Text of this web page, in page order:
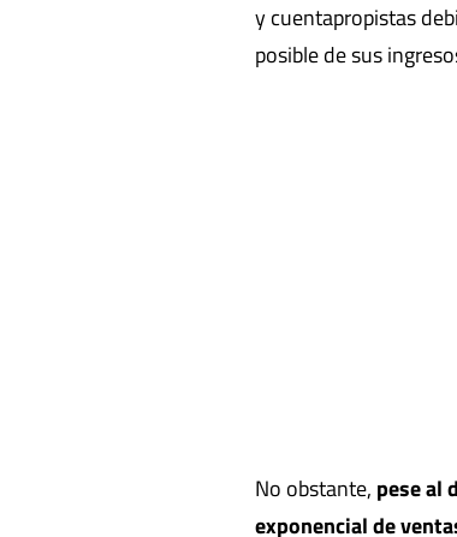
y cuentapropistas
posible de sus
No obstante, pese al
exponencial de